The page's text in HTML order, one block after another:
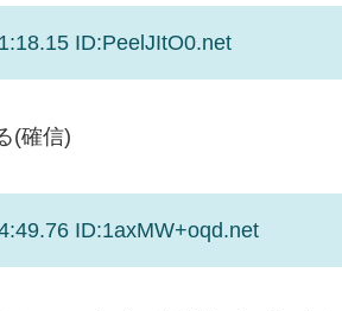
ID:PeelJItO0.net
(確信)
ID:1axMW+oqd.net